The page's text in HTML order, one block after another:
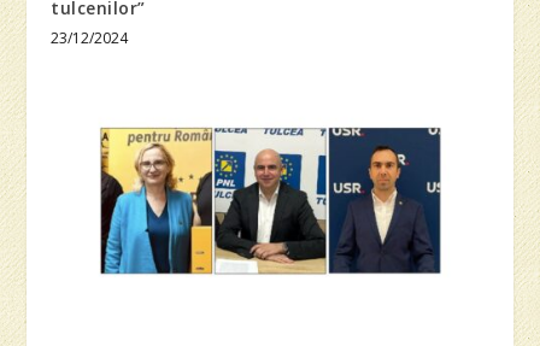
tulcenilor”
23/12/2024